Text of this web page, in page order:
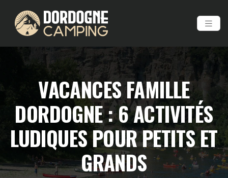
VACANCES FAMILLE
DORDOGNE : 6 ACTIVITÉS
LUDIQUES POUR PETITS ET
GRANDS